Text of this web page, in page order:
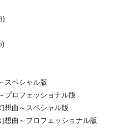
)
スペシャル版
プロフェッショナル版
想曲～スペシャル版
想曲～プロフェッショナル版